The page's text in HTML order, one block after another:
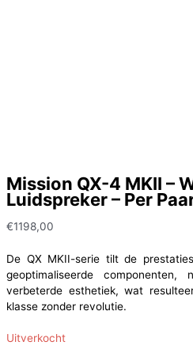
Mission QX-4 MKII –
Luidspreker – Per
€1198,00
De QX MKII-serie tilt de
geoptimaliseerde
verbeterde esthetiek, wat
klasse zonder revolutie.
Uitverkocht